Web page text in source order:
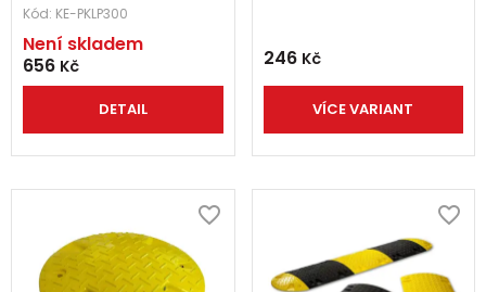
Kód: KE-PKLP300
Není skladem
656 Kč
DETAIL
246 Kč
VÍCE VARIANT